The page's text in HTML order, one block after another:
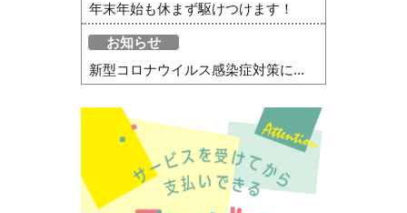
年末年始も休まず駆けつけます！
お知らせ
新型コロナウイルス感染症対策に...